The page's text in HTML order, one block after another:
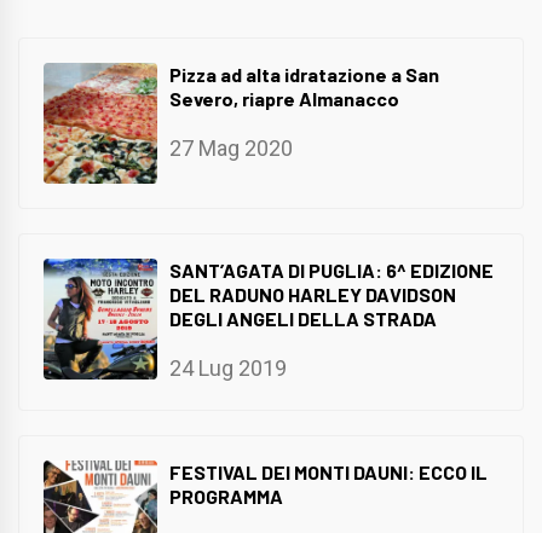
Pizza ad alta idratazione a San
Severo, riapre Almanacco
27 Mag 2020
SANT’AGATA DI PUGLIA: 6^ EDIZIONE
DEL RADUNO HARLEY DAVIDSON
DEGLI ANGELI DELLA STRADA
24 Lug 2019
FESTIVAL DEI MONTI DAUNI: ECCO IL
PROGRAMMA